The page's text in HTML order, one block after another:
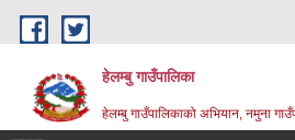
Skip to main content
हेलम्बु गाउँपालिका
हेलम्बु गाउँपालिकाको अभियान, नमुना